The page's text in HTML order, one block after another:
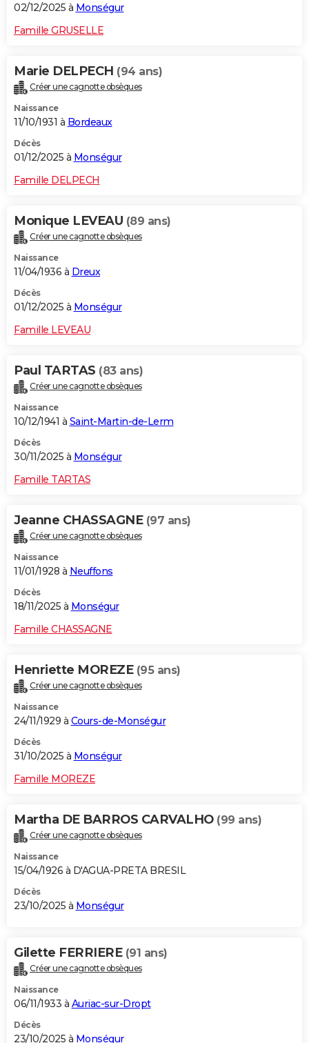
02/12/2025 à Monségur
Famille GRUSELLE
Marie DELPECH (94 ans)
Créer une cagnotte obsèques
Naissance
11/10/1931 à Bordeaux
Décès
01/12/2025 à Monségur
Famille DELPECH
Monique LEVEAU (89 ans)
Créer une cagnotte obsèques
Naissance
11/04/1936 à Dreux
Décès
01/12/2025 à Monségur
Famille LEVEAU
Paul TARTAS (83 ans)
Créer une cagnotte obsèques
Naissance
10/12/1941 à Saint-Martin-de-Lerm
Décès
30/11/2025 à Monségur
Famille TARTAS
Jeanne CHASSAGNE (97 ans)
Créer une cagnotte obsèques
Naissance
11/01/1928 à Neuffons
Décès
18/11/2025 à Monségur
Famille CHASSAGNE
Henriette MOREZE (95 ans)
Créer une cagnotte obsèques
Naissance
24/11/1929 à Cours-de-Monségur
Décès
31/10/2025 à Monségur
Famille MOREZE
Martha DE BARROS CARVALHO (99 ans)
Créer une cagnotte obsèques
Naissance
15/04/1926 à D'AGUA-PRETA BRESIL
Décès
23/10/2025 à Monségur
Gilette FERRIERE (91 ans)
Créer une cagnotte obsèques
Naissance
06/11/1933 à Auriac-sur-Dropt
Décès
23/10/2025 à Monségur